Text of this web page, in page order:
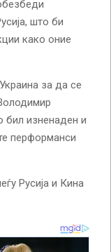
што би
како оние
за да се
бил изненаден и
перформанси
Русија и Кина